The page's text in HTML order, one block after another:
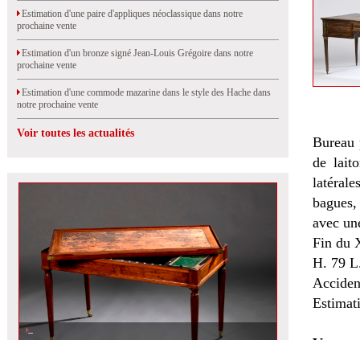
Estimation d'une paire d'appliques néoclassique dans notre
prochaine vente
Estimation d'un bronze signé Jean-Louis Grégoire dans notre
prochaine vente
Estimation d'une commode mazarine dans le style des Hache dans
notre prochaine vente
Voir toutes les actualités
Bureau
de
avec
Fin du
H. 79